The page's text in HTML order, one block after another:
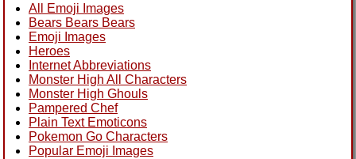
All Emoji Images
Bears Bears Bears
Emoji Images
Heroes
Internet Abbreviations
Monster High All Characters
Monster High Ghouls
Pampered Chef
Plain Text Emoticons
Pokemon Go Characters
Popular Emoji Images